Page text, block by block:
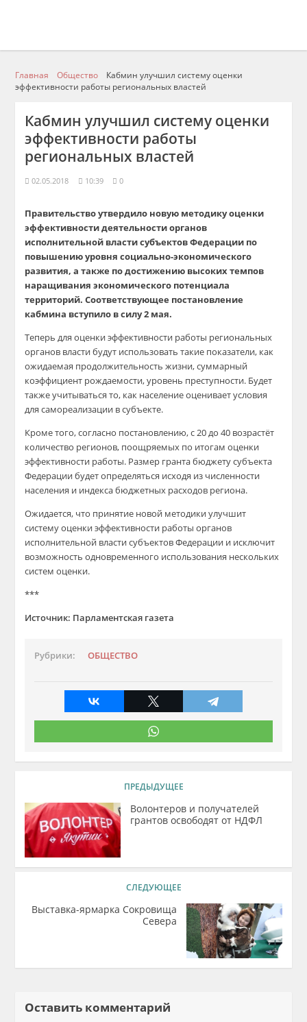
Главная Общество
Кабмин улучшил систему оценки
эффективности работы региональных властей
Кабмин улучшил систему оценки
эффективности работы
региональных властей
02.05.2018 10:39 0
Правительство утвердило новую методику оценки
эффективности деятельности органов
исполнительной власти субъектов Федерации по
повышению уровня социально-экономического
развития, а также по достижению высоких темпов
наращивания экономического потенциала
территорий. Соответствующее постановление
кабмина вступило в силу 2 мая.
Теперь для оценки эффективности работы региональных
органов власти будут использовать такие показатели, как
ожидаемая продолжительность жизни, суммарный
коэффициент рождаемости, уровень преступности. Будет
также учитываться то, как население оценивает условия
для самореализации в субъекте.
Кроме того, согласно постановлению, с 20 до 40 возрастёт
количество регионов, поощряемых по итогам оценки
эффективности работы. Размер гранта бюджету субъекта
Федерации будет определяться исходя из численности
населения и индекса бюджетных расходов региона.
Ожидается, что принятие новой методики улучшит
систему оценки эффективности работы органов
исполнительной власти субъектов Федерации и исключит
возможность одновременного использования нескольких
систем оценки.
***
Источник: Парламентская газета
Рубрики: ОБЩЕСТВО
ПРЕДЫДУЩЕЕ
Волонтеров и получателей
грантов освободят от НДФЛ
СЛЕДУЮЩЕЕ
Выставка-ярмарка Сокровища
Севера
Оставить комментарий